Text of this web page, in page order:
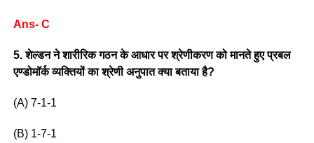
Ans- C
5. शेल्डन ने शारीरिक गठन के आधार पर श्रेणीकरण को मानते हुए प्रबल
एण्डोमॉर्क व्यक्तियों का श्रेणी अनुपात क्या बताया है?
(A) 7-1-1
(B) 1-7-1